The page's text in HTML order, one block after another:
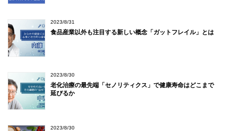
2023/8/31
食品産業以外も注目する新しい概念「ガットフレイル」とは
2023/8/30
老化治療の最先端「セノリティクス」で健康寿命はどこまで
延びるか
2023/8/30